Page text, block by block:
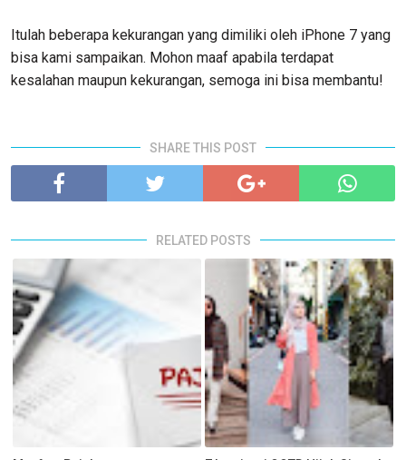
Itulah beberapa kekurangan yang dimiliki oleh iPhone 7 yang
bisa kami sampaikan. Mohon maaf apabila terdapat
kesalahan maupun kekurangan, semoga ini bisa membantu!
SHARE THIS POST
RELATED POSTS